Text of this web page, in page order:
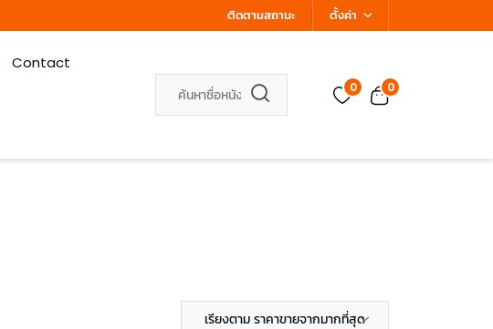
ติดตามสถานะ ตั้งค่า
Contact
0 0
เรียงตาม ราคาขายจากมากที่สุด